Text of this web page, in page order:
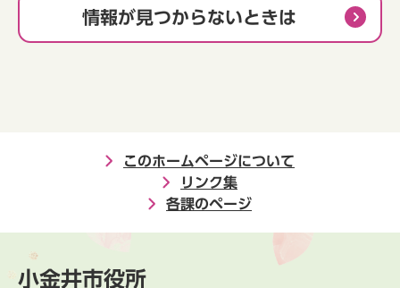
情報が見つからないときは
このホームページについて
リンク集
各課のページ
小金井市役所